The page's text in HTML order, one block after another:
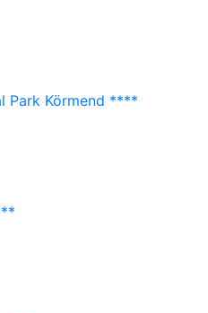
Park Körmend ****